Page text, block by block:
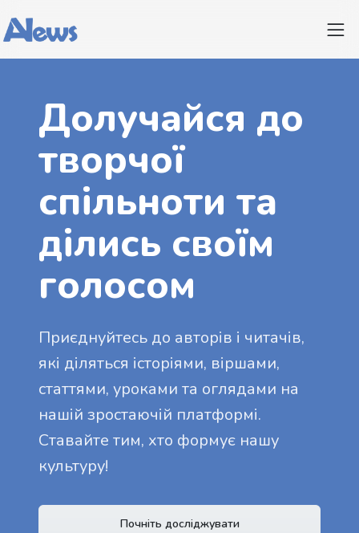
Долучайся до
творчої
спільноти та
ділись своїм
голосом
Приєднуйтесь до авторів і читачів,
які діляться історіями, віршами,
статтями, уроками та оглядами на
нашій зростаючій платформі.
Ставайте тим, хто формує нашу
культуру!
Почніть досліджувати